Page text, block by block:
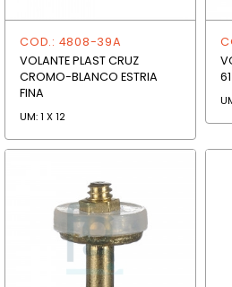
COD.: 4808-39A
VOLANTE PLAST CRUZ
CROMO-BLANCO ESTRIA
FINA
UM: 1 X 12
61